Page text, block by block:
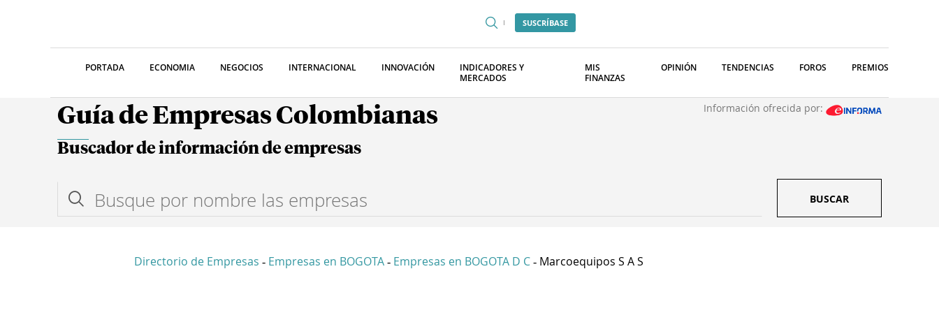
SUSCRÍBASE
PORTADA ECONOMIA NEGOCIOS INTERNACIONAL INNOVACIÓN
INDICADORES Y
MERCADOS
MIS
FINANZAS
OPINIÓN TENDENCIAS FOROS PREMIOS
Guía de Empresas Colombianas Información ofrecida por:
Buscador de información de empresas
BUSCAR
Directorio de Empresas - Empresas en BOGOTA - Empresas en BOGOTA D C - Marcoequipos S A S